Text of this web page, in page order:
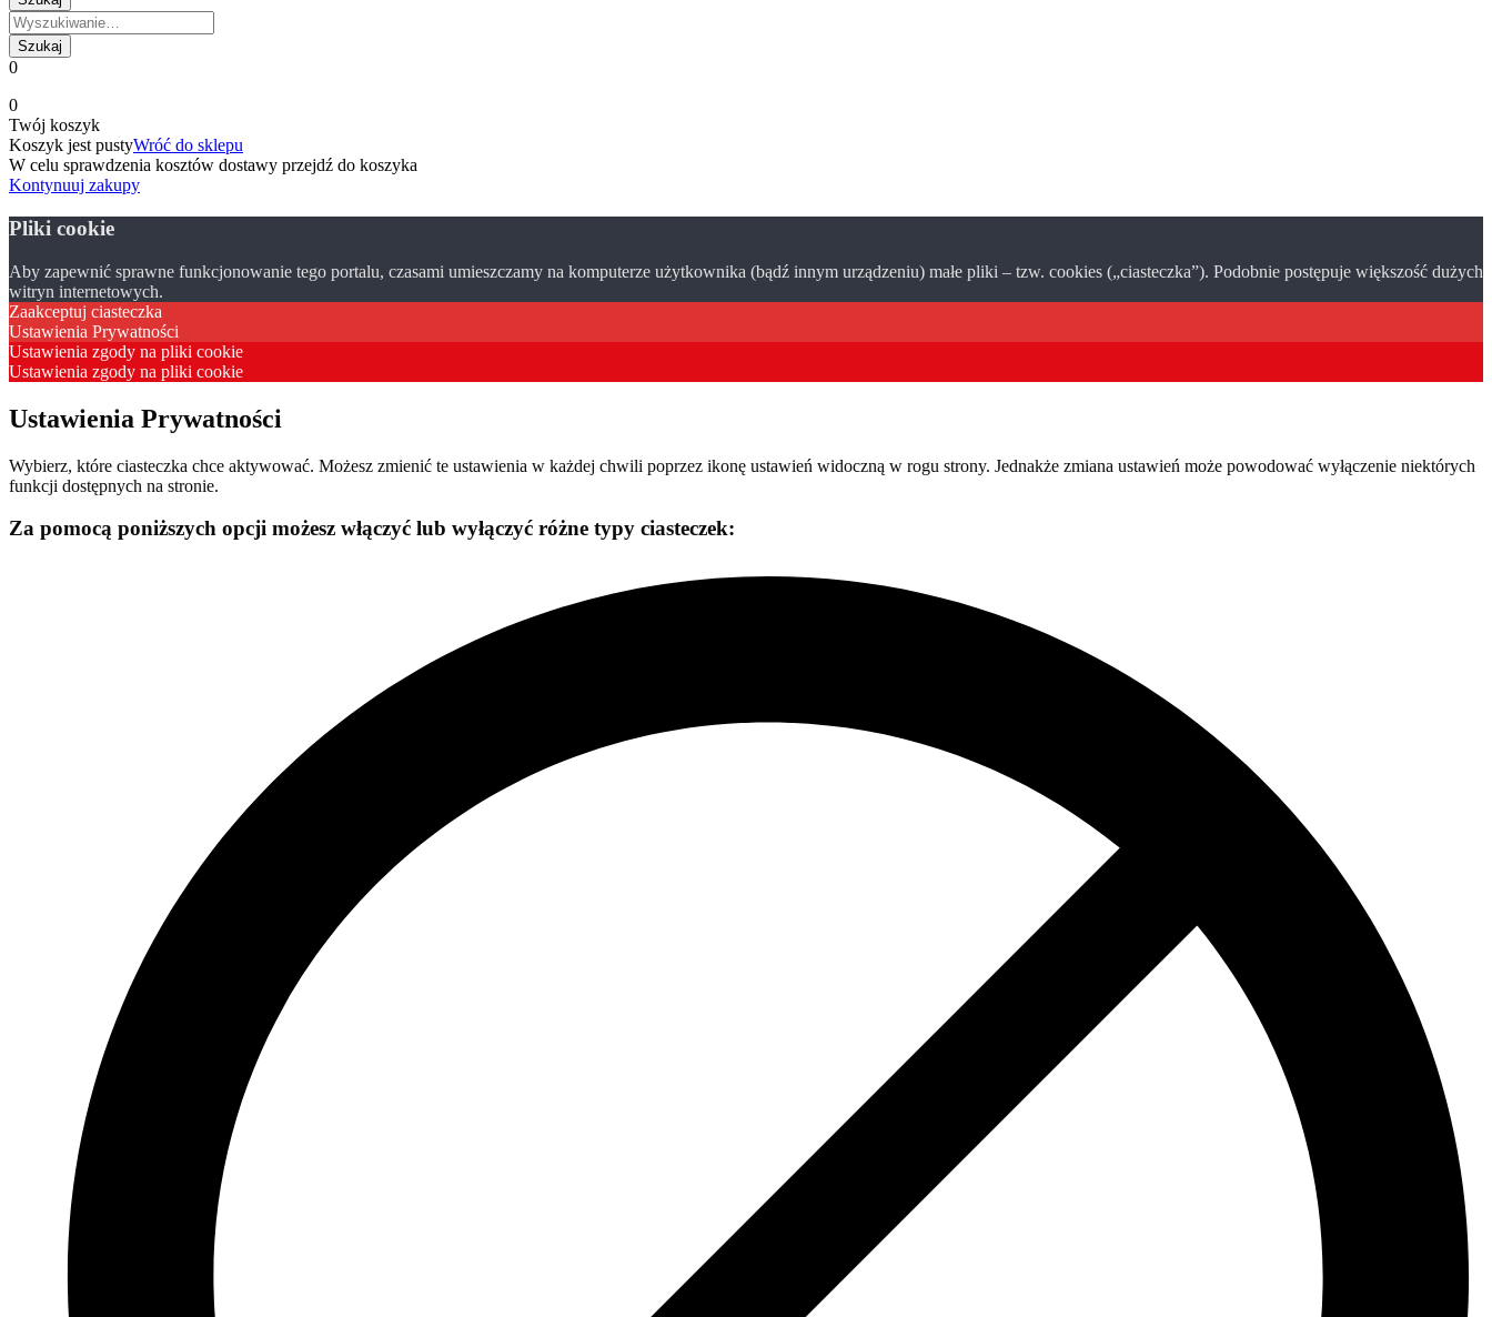
0
0
Twój koszyk
Koszyk jest pustyWróć do sklepu
W celu sprawdzenia kosztów dostawy przejdź do koszyka
Kontynuuj zakupy
Pliki cookie
Aby zapewnić sprawne funkcjonowanie tego portalu, czasami umieszczamy na komputerze użytkownika (bądź innym urządzeniu) małe pliki – tzw. cookies („ciasteczka”). Podobnie postępuje większość dużych
witryn internetowych.
Zaakceptuj ciasteczka
Ustawienia Prywatności
Ustawienia zgody na pliki cookie
Ustawienia zgody na pliki cookie
Ustawienia Prywatności
Wybierz, które ciasteczka chce aktywować. Możesz zmienić te ustawienia w każdej chwili poprzez ikonę ustawień widoczną w rogu strony. Jednakże zmiana ustawień może powodować wyłączenie niektórych
funkcji dostępnych na stronie.
Za pomocą poniższych opcji możesz włączyć lub wyłączyć różne typy ciasteczek: